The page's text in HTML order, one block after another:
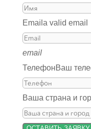
Emaila valid email
email
ТелефонВаш
Ваша страна и